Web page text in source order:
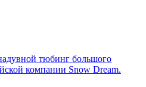
тюбинг большого
компании Snow Dream.